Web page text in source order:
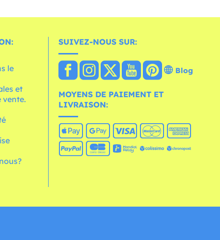
le
et
vente.
SUIVEZ-NOUS SUR:
Blog
MOYENS DE PAIEMENT ET
LIVRAISON: